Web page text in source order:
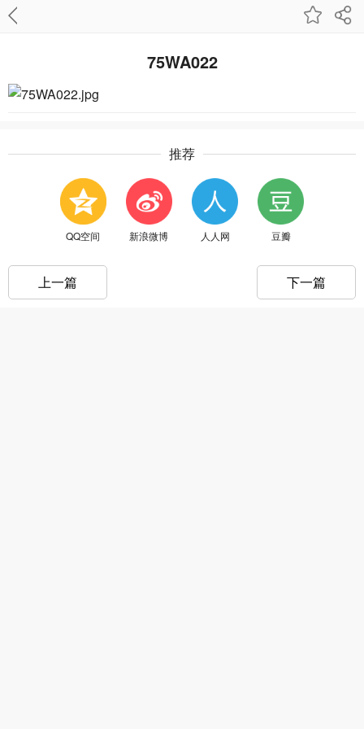
75WA022
推荐
QQ空间 新浪微博 人人网 豆瓣
上一篇 下一篇